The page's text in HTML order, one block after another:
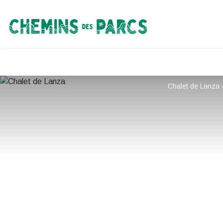
Chemins des Parcs
Chalet de Lanza